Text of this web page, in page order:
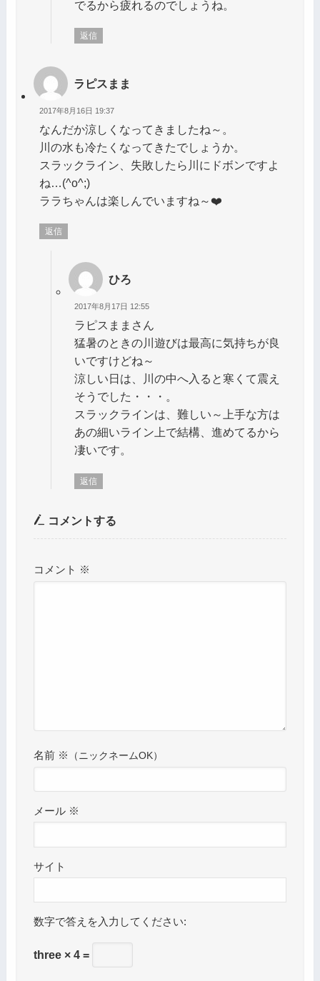
でるから疲れるのでしょうね。
返信
ラピスまま
2017年8月16日 19:37
なんだか涼しくなってきましたね～。
川の水も冷たくなってきたでしょうか。
スラックライン、失敗したら川にドボンですよ
ね…(^o^;)
ララちゃんは楽しんでいますね～❤️
返信
ひろ
2017年8月17日 12:55
ラピスままさん
猛暑のときの川遊びは最高に気持ちが良
いですけどね～
涼しい日は、川の中へ入ると寒くて震え
そうでした・・・。
スラックラインは、難しい～上手な方は
あの細いライン上で結構、進めてるから
凄いです。
返信
コメントする
コメント ※
名前 ※
メール ※
サイト
数字で答えを入力してください:
three × 4 =